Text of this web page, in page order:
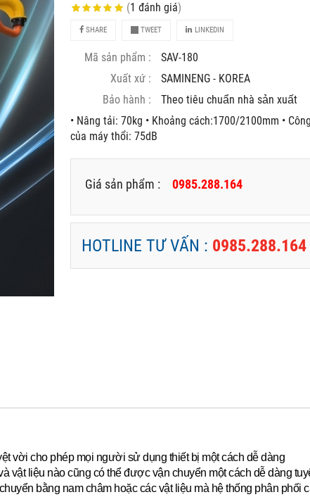
(1đánh giá)
SHARE TWEET LINKEDIN
Mã sản phẩm :
SAV-180
Xuất xứ :
SAMINENG - KOREA
Bảo hành :
Theo tiêu chuẩn nhà sản xuất
• Nâng tải: 70kg • Khoảng cách:1700/2100mm •
của máy thổi: 75dB
Giá sản phẩm : 0985.288.164
HOTLINE TƯ VẤN : 0985.288.164
vời cho phép mọi người sử dụng thiết bị một cách dễ dàng
vật liệu nào cũng có thể được vận chuyển một cách dễ dàng
bằng nam châm hoặc các vật liệu mà hệ thống phân phối